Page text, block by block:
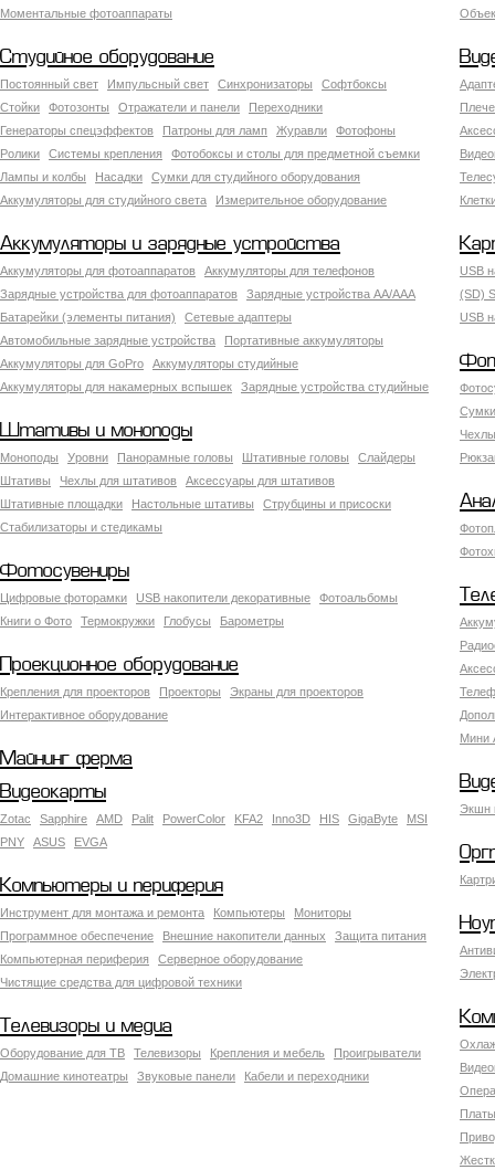
Моментальные фотоаппараты
Студийное оборудование
Постоянный свет Импульсный свет Синхронизаторы
Софтбоксы
Стойки
Фотозонты Отражатели и панели
Переходники
Генераторы спецэффектов
Патроны для ламп Журавли
Фотофоны
Ролики
Системы крепления
Фотобоксы и столы для предметной съемки
Лампы и колбы
Насадки
Сумки для студийного оборудования
Аккумуляторы для студийного света
Измерительное оборудование
Аккумуляторы и зарядные устройства
Аккумуляторы для фотоаппаратов
Аккумуляторы для телефонов
Зарядные устройства для фотоаппаратов
Зарядные устройства AA/AAA
Батарейки (элементы питания)
Сетевые адаптеры
Автомобильные зарядные устройства
Портативные аккумуляторы
Аккумуляторы для GoPro
Аккумуляторы студийные
Аккумуляторы для накамерных вспышек
Зарядные устройства студийные
USB
(SD)
USB
Штативы и моноподы
Моноподы Уровни Панорамные головы Штативные головы
Слайдеры
Штативы
Чехлы для штативов
Аксессуары для штативов
Штативные площадки
Настольные штативы
Струбцины и присоски
Стабилизаторы и стедикамы
Фотосувениры
Цифровые фоторамки USB накопители декоративные
Фотоальбомы
Книги о Фото
Термокружки Глобусы Барометры
Мини
Проекционное оборудование
Крепления для проекторов Проекторы
Экраны для проекторов
Интерактивное оборудование
Майнинг ферма
Экшн
Видеокарты
Zotac Sapphire AMD Palit PowerColor KFA2 Inno3D HIS GigaByte
MSI
PNY
ASUS EVGA
Компьютеры и периферия
Инструмент для монтажа и ремонта Компьютеры
Мониторы
Программное обеспечение
Внешние накопители данных
Защита питания
Компьютерная периферия
Серверное оборудование
Чистящие средства для цифровой техники
Телевизоры и медиа
Оборудование для ТВ Телевизоры Крепления и мебель
Проигрыватели
Домашние кинотеатры
Звуковые панели Кабели и переходники